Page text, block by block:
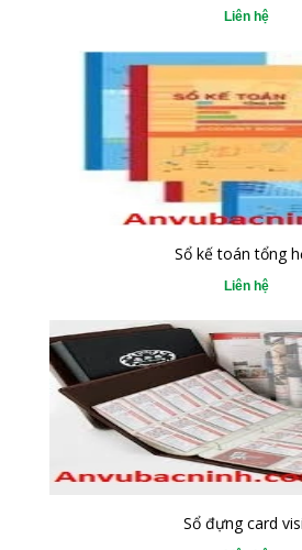
Liên hệ
Sổ kế toán tổng
Liên hệ
Sổ đựng card